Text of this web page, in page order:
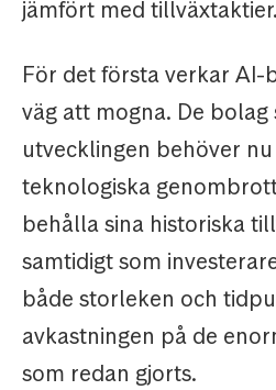
jämfört med tillväxtaktier.
För det första verkar
väg att mogna. De
utvecklingen behöver
teknologiska
behålla sina historiska
samtidigt som
både storleken och
avkastningen på de
som redan gjorts.